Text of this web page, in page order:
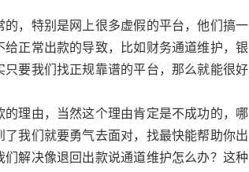
，特别是网上很多虚假的平台，他们搞一
正常出款的导致，比如财务通道维护，银
要我们找正规靠谱的平台，那么就能很好
理由，当然这个理由肯定是不成功的，哪
我们就要勇气去面对，找最快能帮助你出
解决像退回出款说通道维护怎么办？这种